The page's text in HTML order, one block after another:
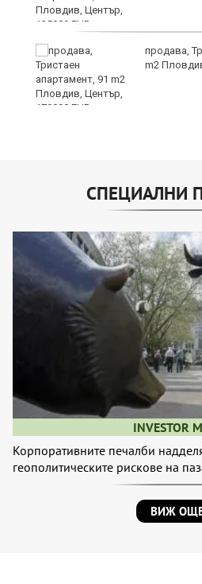
продава,
m2
СПЕЦИАЛНИ
INVESTOR
Корпоративните печалби
геополитическите рискове на
ВИЖ